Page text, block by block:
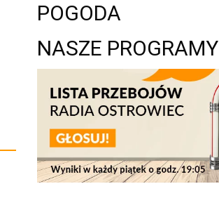
POGODA
NASZE PROGRAMY